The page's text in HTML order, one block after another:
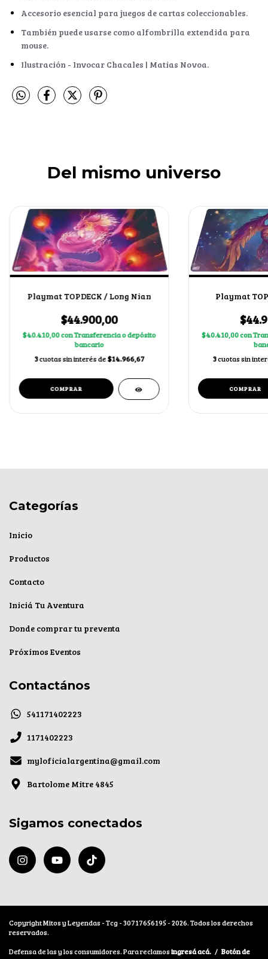
Accesorio esencial para juegos de cartas coleccionables.
También puede usarse como alfombrilla extendida para
mouse.
Ilustración - Invocar Chacales | Matias Novoa.
Del mismo universo
Playmat TOPDECK / Long Nian
$44.900,00
$40.410,00conTransferencia o depósito
bancario
3cuotas sin interés de$14.966,67
Playmat
$40.410,00con
3cuotas sin
Categorías
Inicio
Productos
Contacto
Iniciá Tu Aventura
Donde comprar tu preventa
Próximos Eventos
Contactános
541171402223
1171402223
myloficialargentina@gmail.com
Bartolome Mitre 4845
Sigamos conectados
Copyright Mitos y Leyendas - Tcg - 30717656195 - 2026. Todos los derechos
reservados.
Defensa de las y los consumidores. Para reclamosingresá acá. / Botón de